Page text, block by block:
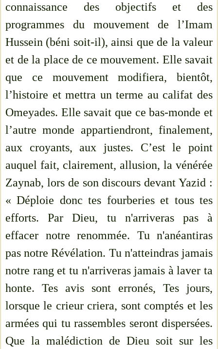
connaissance des objectifs et des
programmes du mouvement de l’Imam
Hussein (béni soit-il), ainsi que de la valeur
et de la place de ce mouvement. Elle savait
que ce mouvement modifiera, bientôt,
l’histoire et mettra un terme au califat des
Omeyades. Elle savait que ce bas-monde et
l’autre monde appartiendront, finalement,
aux croyants, aux justes. C’est le point
auquel fait, clairement, allusion, la vénérée
Zaynab, lors de son discours devant Yazid :
« Déploie donc tes fourberies et tous tes
efforts. Par Dieu, tu n'arriveras pas à
effacer notre renommée. Tu n'anéantiras
pas notre Révélation. Tu n'atteindras jamais
notre rang et tu n'arriveras jamais à laver ta
honte. Tes avis sont erronés, Tes jours,
lorsque le crieur criera, sont comptés et les
armées qui tu rassembles seront dispersées.
Que la malédiction de Dieu soit sur les